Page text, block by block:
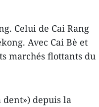
Celui de Cai Rang
Avec Cai Bè et
marchés flottants du
dent») depuis la